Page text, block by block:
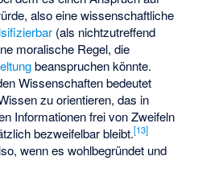
also eine wissenschaftliche
(als nichtzutreffend
moralische Regel, die
beanspruchen könnte.
Wissenschaften bedeutet
zu orientieren, das in
Informationen frei von Zweifeln
bezweifelbar bleibt.[13]
wenn es wohlbegründet und